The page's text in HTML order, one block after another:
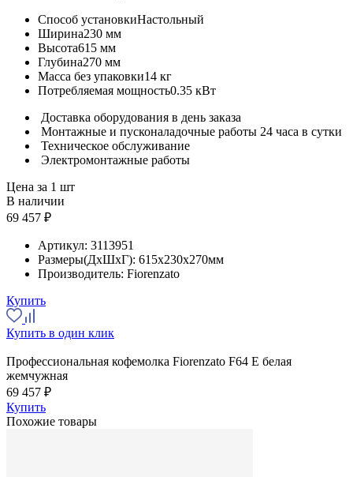
Способ установкиНастольный
Ширина230 мм
Высота615 мм
Глубина270 мм
Масса без упаковки14 кг
Потребляемая мощность0.35 кВт
Доставка оборудования в день заказа
Монтажные и пусконаладочные работы 24 часа в сутки
Техническое обслуживание
Электромонтажные работы
Цена за 1 шт
В наличии
69 457 ₽
Артикул: 3113951
Размеры(ДхШхГ): 615x230x270мм
Производитель: Fiorenzato
Купить
Купить в один клик
Профессиональная кофемолка Fiorenzato F64 E белая
жемчужная
69 457 ₽
Купить
Похожие товары